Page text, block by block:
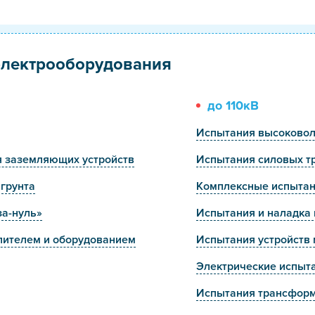
устройств
нуль»
и оборудованием
до 110кВ
Испытания
Испытания силовых
Комплексные
Испытания и
Испытания
Электрические
Испытания